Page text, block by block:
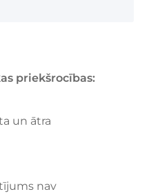
priekšrocības:
un ātra
nav